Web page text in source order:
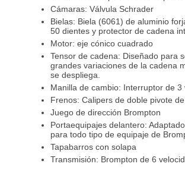
Cámaras: Válvula Schrader
Bielas: Biela (6061) de aluminio
50 dientes y protector de cadena
Motor: eje cónico cuadrado
Tensor de cadena: Diseñado para
grandes variaciones de la cadena
se despliega.
Manilla de cambio: Interruptor de 3
Frenos: Calipers de doble pivote
Juego de dirección Brompton
Portaequipajes delantero:
para todo tipo de equipaje de
Tapabarros con solapa
Transmisión: Brompton de 6